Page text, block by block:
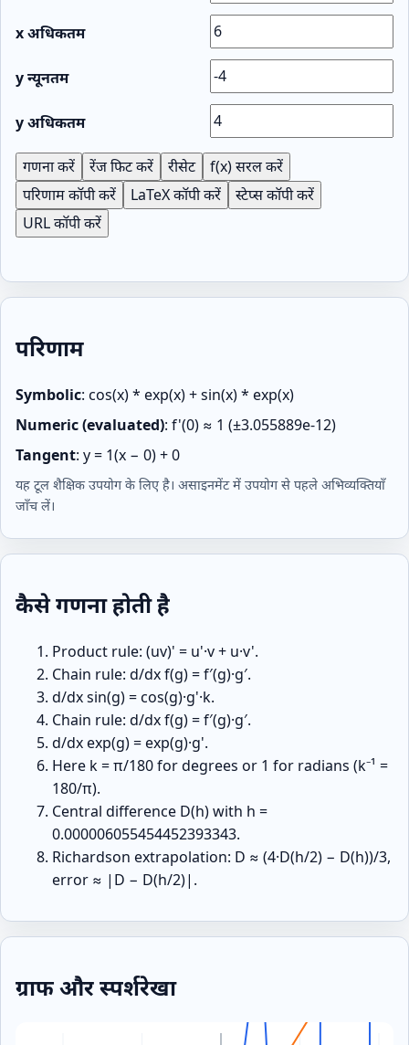
x अधिकतम
y न्यूनतम
y अधिकतम
गणना करें रेंज फिट करें रीसेट
f(x) सरल करें
परिणाम कॉपी करें
LaTeX कॉपी करें
स्टेप्स कॉपी करें
URL कॉपी करें
परिणाम
Symbolic: cos(x) * exp(x) + sin(x) * exp(x)
Numeric (evaluated): f'(0) ≈ 1 (±3.055889e-12)
Tangent: y = 1(x − 0) + 0
यह टूल शैक्षिक उपयोग के लिए है। असाइनमेंट में उपयोग से पहले अभिव्यक्तियाँ
जाँच लें।
कैसे गणना होती है
Product rule: (uv)' = u'·v + u·v'.
Chain rule: d/dx f(g) = f′(g)·g′.
d/dx sin(g) = cos(g)·g'·k.
Chain rule: d/dx f(g) = f′(g)·g′.
d/dx exp(g) = exp(g)·g'.
Here k = π/180 for degrees or 1 for radians (k⁻¹ =
180/π).
Central difference D(h) with h =
0.000006055454452393343.
Richardson extrapolation: D ≈ (4·D(h/2) − D(h))/3,
error ≈ |D − D(h/2)|.
ग्राफ और स्पर्शरेखा